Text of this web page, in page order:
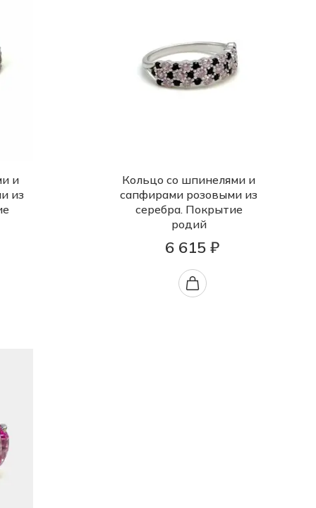
и
из
Кольцо со шпинелями и
сапфирами розовыми из
серебра. Покрытие
родий
6 615 ₽